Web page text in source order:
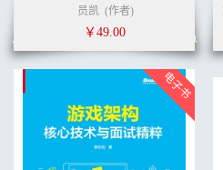
员凯 (作者)
￥49.00